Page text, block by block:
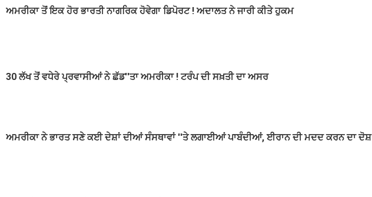
ਅਮਰੀਕਾ ਤੋਂ ਇਕ ਹੋਰ ਭਾਰਤੀ ਨਾਗਰਿਕ ਹੋਵੇਗਾ ਡਿਪੋਰਟ ! ਅਦਾਲਤ ਨੇ ਜਾਰੀ ਕੀਤੇ ਹੁਕਮ
30 ਲੱਖ ਤੋਂ ਵਧੇਰੇ ਪ੍ਰਵਾਸੀਆਂ ਨੇ ਛੱਡ''ਤਾ ਅਮਰੀਕਾ ! ਟਰੰਪ ਦੀ ਸਖ਼ਤੀ ਦਾ ਅਸਰ
ਅਮਰੀਕਾ ਨੇ ਭਾਰਤ ਸਣੇ ਕਈ ਦੇਸ਼ਾਂ ਦੀਆਂ ਸੰਸਥਾਵਾਂ ''ਤੇ ਲਗਾਈਆਂ ਪਾਬੰਦੀਆਂ, ਈਰਾਨ ਦੀ ਮਦਦ ਕਰਨ ਦਾ ਦੋਸ਼